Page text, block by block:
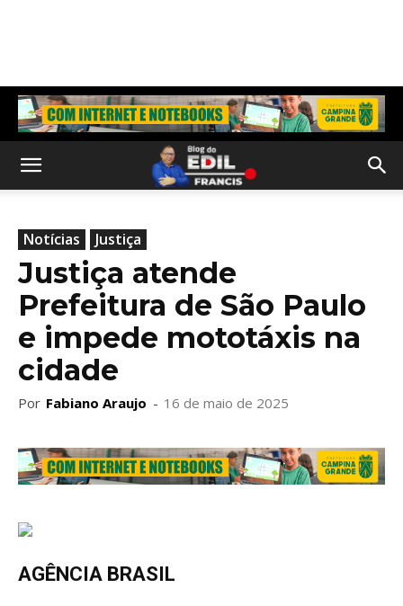
Notícias Justiça
Justiça atende
Prefeitura de São Paulo
e impede mototáxis na
cidade
Por Fabiano Araujo - 16 de maio de 2025
AGÊNCIA BRASIL